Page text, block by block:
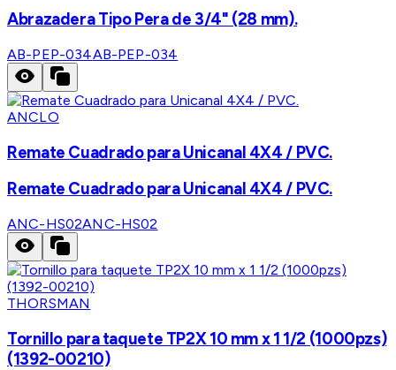
Abrazadera Tipo Pera de 3/4" (28 mm).
AB-PEP-034AB-PEP-034
ANCLO
Remate Cuadrado para Unicanal 4X4 / PVC.
Remate Cuadrado para Unicanal 4X4 / PVC.
ANC-HS02ANC-HS02
THORSMAN
Tornillo para taquete TP2X 10 mm x 1 1/2 (1000pzs)
(1392-00210)